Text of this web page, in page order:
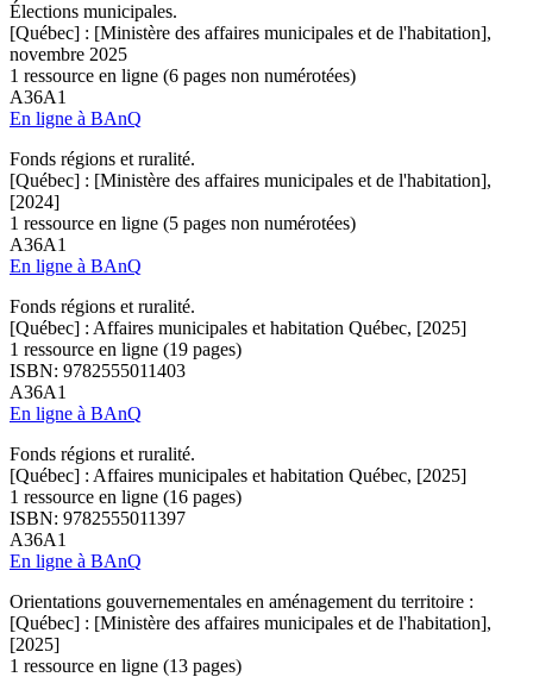
Élections municipales.
[Québec] : [Ministère des affaires municipales et de l'habitation],
novembre 2025
1 ressource en ligne (6 pages non numérotées)
A36A1
En ligne à BAnQ
Fonds régions et ruralité.
[Québec] : [Ministère des affaires municipales et de l'habitation],
[2024]
1 ressource en ligne (5 pages non numérotées)
A36A1
En ligne à BAnQ
Fonds régions et ruralité.
[Québec] : Affaires municipales et habitation Québec, [2025]
1 ressource en ligne (19 pages)
ISBN: 9782555011403
A36A1
En ligne à BAnQ
Fonds régions et ruralité.
[Québec] : Affaires municipales et habitation Québec, [2025]
1 ressource en ligne (16 pages)
ISBN: 9782555011397
A36A1
En ligne à BAnQ
Orientations gouvernementales en aménagement du territoire :
[Québec] : [Ministère des affaires municipales et de l'habitation],
[2025]
1 ressource en ligne (13 pages)